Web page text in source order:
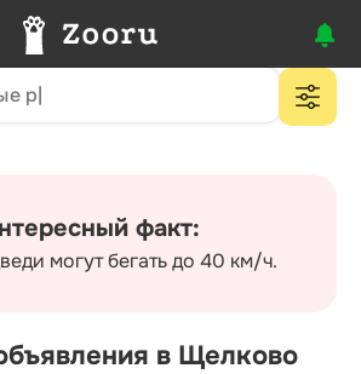
факт:
могут бегать до 40 км/ч.
в Щелково